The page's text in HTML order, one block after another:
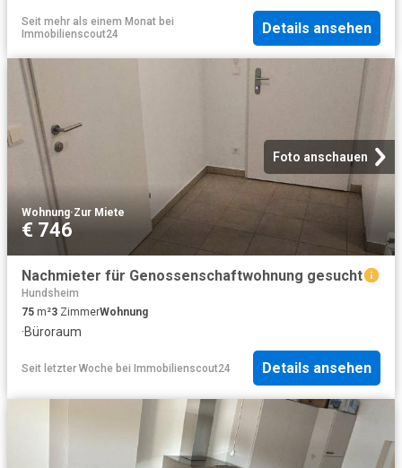
Seit mehr als einem Monat bei
Immobilienscout24
Details ansehen
Foto anschauen
Wohnung·Zur Miete
€ 746
Nachmieter für Genossenschaftwohnung gesucht
Hundsheim
75 m²3 ZimmerWohnung
·Büroraum
Seit letzter Woche bei Immobilienscout24 Details ansehen